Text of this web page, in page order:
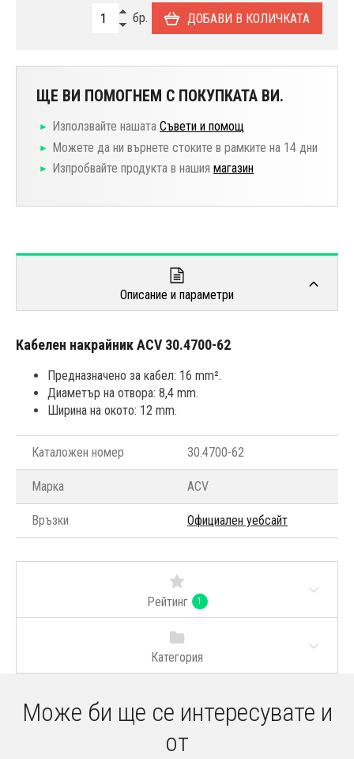
бр. ДОБАВИ В КОЛИЧКАТА
ЩЕ ВИ ПОМОГНЕМ С ПОКУПКАТА ВИ.
Използвайте нашата Съвети и помощ
Можете да ни върнете стоките в рамките на 14 дни
Изпробвайте продукта в нашия магазин
Описание и параметри
Кабелен накрайник ACV 30.4700-62
Предназначено за кабел: 16 mm².
Диаметър на отвора: 8,4 mm.
Ширина на окото: 12 mm.
Каталожен номер 30.4700-62
Марка ACV
Връзки Официален уебсайт
Рейтинг 1
Категория
Може би ще се интересувате и
от